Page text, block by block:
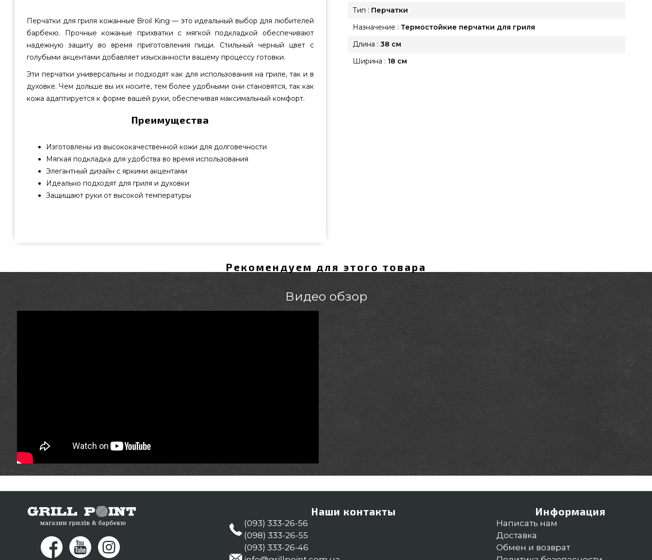
Перчатки для гриля кожанные Broil King — это идеальный выбор для любителей
барбекю. Прочные кожаные прихватки с мягкой подкладкой обеспечивают
надежную защиту во время приготовления пищи. Стильный черный цвет с
голубыми акцентами добавляет изысканности вашему процессу готовки.
Эти перчатки универсальны и подходят как для использования на гриле, так и в
духовке. Чем дольше вы их носите, тем более удобными они становятся, так как
кожа адаптируется к форме вашей руки, обеспечивая максимальный комфорт.
Преимущества
Изготовлены из высококачественной кожи для долговечности
Мягкая подкладка для удобства во время использования
Элегантный дизайн с яркими акцентами
Идеально подходят для гриля и духовки
Защищают руки от высокой температуры
каталоге грилей и мангалов GrillPoint. Смотрите и покупайте также Фартуки и Перчатки
по телефонному номеру (044) 334-76-95 и мы поможем заказать проживающим в
регионах: Херсон, Львов, Ужгород
Тип : Перчатки
Назначение : Термостойкие перчатки для гриля
Длина : 38 см
Ширина : 18 см
Рекомендуем для этого товара
Видео обзор
Наши контакты
(093) 333-26-56
(098) 333-26-55
(093) 333-26-46
Информация
Написать нам
Доставка
Обмен и возврат